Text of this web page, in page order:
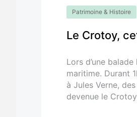
Patrimoine & Histoire
Le Crotoy,
Lors d’une
maritime. Durant
à Jules Verne,
devenue le Crotoy